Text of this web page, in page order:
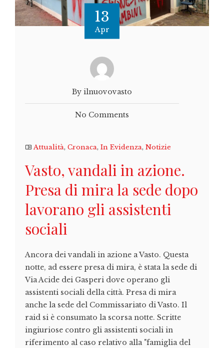
13
Apr
By ilnuovovasto
No Comments
Attualità, Cronaca, In Evidenza, Notizie
Vasto, vandali in azione.
Presa di mira la sede dopo
lavorano gli assistenti
sociali
Ancora dei vandali in azione a Vasto. Questa
notte, ad essere presa di mira, è stata la sede di
Via Acide dei Gasperi dove operano gli
assistenti sociali della città. Presa di mira
anche la sede del Commissariato di Vasto. Il
raid si è consumato la scorsa notte. Scritte
ingiuriose contro gli assistenti sociali in
riferimento al caso relativo alla "famiglia del